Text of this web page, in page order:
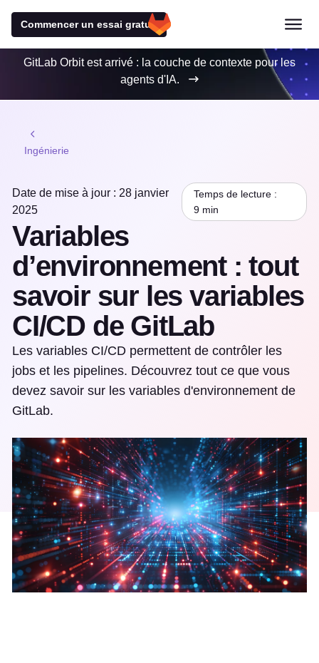
Commencer un essai gratuit
GitLab Orbit est arrivé : la couche de contexte pour les
agents d'IA.
Ingénierie
Date de mise à jour : 28 janvier
2025
Temps de lecture :
9 min
Variables
d’environnement : tout
savoir sur les variables
CI/CD de GitLab
Les variables CI/CD permettent de contrôler les
jobs et les pipelines. Découvrez tout ce que vous
devez savoir sur les variables d'environnement de
GitLab.